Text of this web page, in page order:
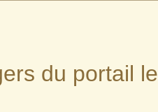
du portail